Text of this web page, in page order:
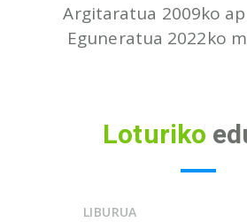
Eguneratua 2022ko
Argitaratua 2009ko
Loturiko
LIBURUA